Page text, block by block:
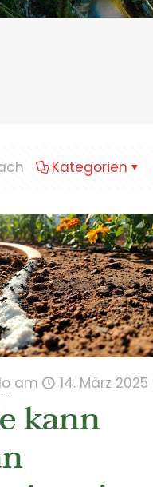
Kategorien
am 14. März 2025
kann